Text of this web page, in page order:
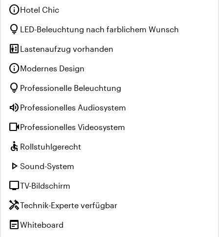
infoHotel Chic
lightbulb LED-Beleuchtung nach farblichem Wunsch
elevator Lastenaufzug vorhanden
infoModernes Design
lightbulb Professionelle Beleuchtung
volume_up Professionelles Audiosystem
videocamProfessionelles Videosystem
accessible Rollstuhlgerecht
play_arrow Sound-System
tvTV-Bildschirm
handymanTechnik-Experte verfügbar
wysiwygWhiteboard